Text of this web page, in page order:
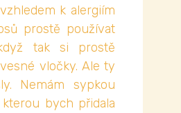
k alergiím
prostě používat
tak si prostě
vločky. Ale ty
Nemám sypkou
bych přidala